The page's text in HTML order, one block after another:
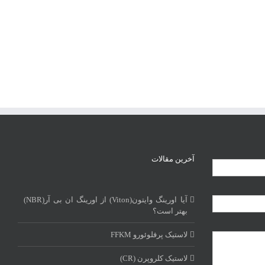
آخرین مقالات
آیا اورینگ وایتون(Viton) از اورینگ ان بی آر(NBR)
بهتر است؟
لاستیک پرفلوئورو FFKM
لاستیک کلروپرن (CR)